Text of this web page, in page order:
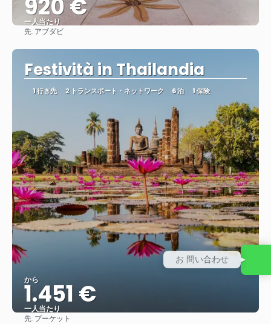
920 €
一人当たり
先:アブダビ
Festività in Thailandia
1 行き先 2 トランスポート・ネットワーク 6 泊 1 保険
から
1.451 €
一人当たり
先:プーケット
お 問い合わせ